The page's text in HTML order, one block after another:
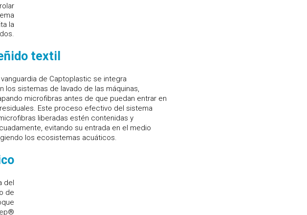
la
textil
de Captoplastic se integra
los sistemas de lavado de las máquinas,
microfibras antes de que puedan entrar en
Este proceso efectivo del sistema
liberadas estén contenidas y
evitando su entrada en el medio
los ecosistemas acuáticos.
del
de